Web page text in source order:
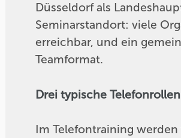
Düsseldorf als
Seminarstandort: viele
erreichbar, und ein
Teamformat.
Drei typische
Im Telefontraining